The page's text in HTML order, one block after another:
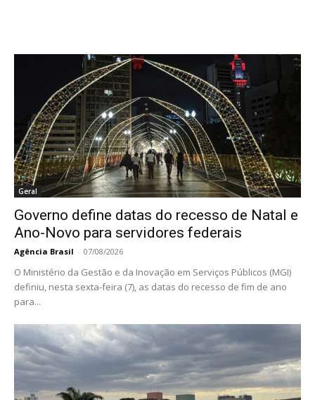
Geral
Governo define datas do recesso de Natal e
Ano-Novo para servidores federais
Agência Brasil - 07/08/2026
O Ministério da Gestão e da Inovação em Serviços Públicos (MGI)
definiu, nesta sexta-feira (7), as datas do recesso de fim de ano
para...